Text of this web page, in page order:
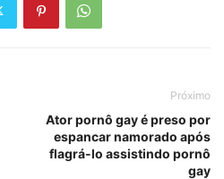
Próximo
Ator pornô gay é preso por
espancar namorado após
flagrá-lo assistindo pornô
gay